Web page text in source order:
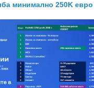
минимално 250K евро